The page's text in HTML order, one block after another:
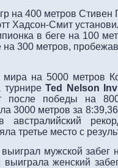
на 400 метров Стивен
Хадсон-Смит
в беге на 100
300 метров,
на 5000 метров
турниреTed Nelson
после победы на
3000 метров за
австралийский
третье место с
мужской
женский